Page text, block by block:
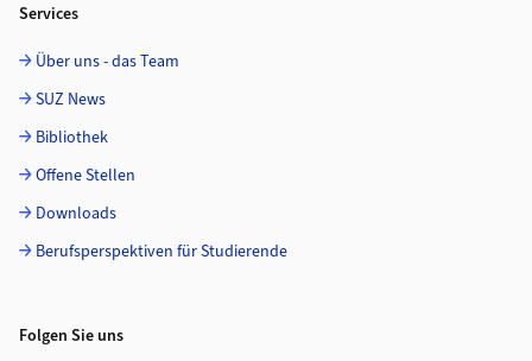
Services
Über uns - das Team
SUZ News
Bibliothek
Offene Stellen
Downloads
Berufsperspektiven für Studierende
Folgen Sie uns